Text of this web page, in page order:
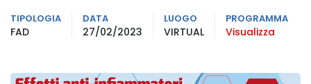
TIPOLOGIA
FAD
DATA
27/02/2023
LUOGO
VIRTUAL
PROGRAMMA
Visualizza